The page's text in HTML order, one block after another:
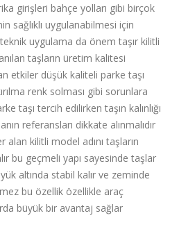
girişleri bahçe yolları gibi birçok
sağlıklı uygulanabilmesi için
uygulama da önem taşır kilitli
taşların üretim kalitesi
etkiler düşük kaliteli parke taşı
renk solması gibi sorunlara
taşı tercih edilirken taşın kalınlığı
referansları dikkate alınmalıdır
alan kilitli model adını taşların
bu geçmeli yapı sayesinde taşlar
altında stabil kalır ve zeminde
bu özellik özellikle araç
büyük bir avantaj sağlar